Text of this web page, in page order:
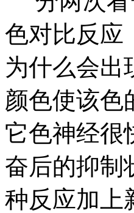
色对比反应
为什么会出
颜色使该色
它色神经很
奋后的抑制
种反应加上